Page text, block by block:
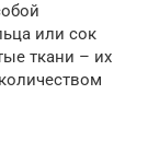
или сок
ткани – их